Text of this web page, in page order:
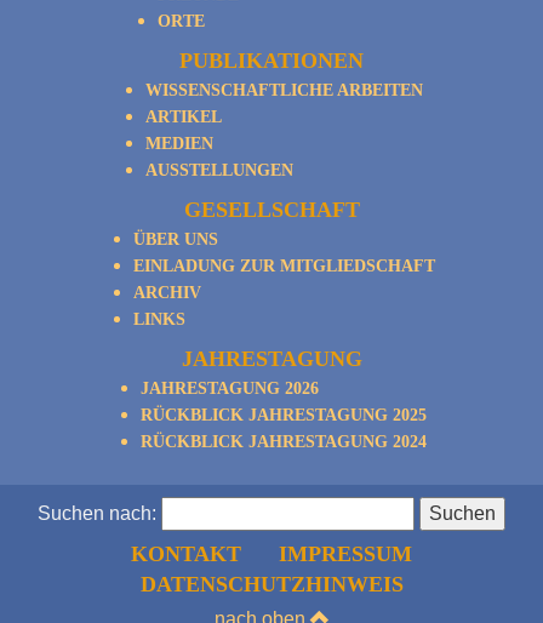
ORTE
PUBLIKATIONEN
WISSENSCHAFTLICHE ARBEITEN
ARTIKEL
MEDIEN
AUSSTELLUNGEN
GESELLSCHAFT
ÜBER UNS
EINLADUNG ZUR MITGLIEDSCHAFT
ARCHIV
LINKS
JAHRESTAGUNG
JAHRESTAGUNG 2026
RÜCKBLICK JAHRESTAGUNG 2025
RÜCKBLICK JAHRESTAGUNG 2024
Suchen nach:
KONTAKT
IMPRESSUM
DATENSCHUTZHINWEIS
nach oben